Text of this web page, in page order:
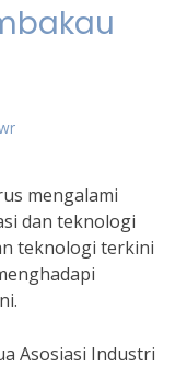
mengalami
dan teknologi
teknologi terkini
Asosiasi Industri